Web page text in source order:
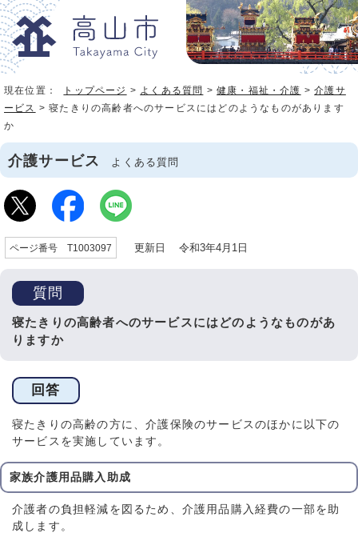
現在位置： トップページ > よくある質問 >健康・福祉・介護 >介護サ
ービス > 寝たきりの高齢者へのサービスにはどのようなものがあります
か
介護サービス よくある質問
ページ番号 T1003097 更新日 令和3年4月1日
質問
寝たきりの高齢者へのサービスにはどのようなものがあ
りますか
回答
寝たきりの高齢の方に、介護保険のサービスのほかに以下の
サービスを実施しています。
家族介護用品購入助成
介護者の負担軽減を図るため、介護用品購入経費の一部を助
成します。